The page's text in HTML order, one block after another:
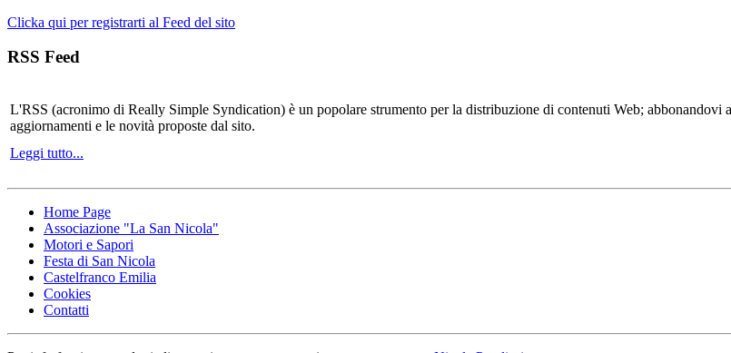
Clicka qui per registrarti al Feed del sito
RSS Feed
L'RSS (acronimo di Really Simple Syndication) è un popolare strumento per la distribuzione di contenuti Web;
aggiornamenti e le novità proposte dal sito.
Leggi tutto...
Home Page
Associazione "La San Nicola"
Motori e Sapori
Festa di San Nicola
Castelfranco Emilia
Cookies
Contatti